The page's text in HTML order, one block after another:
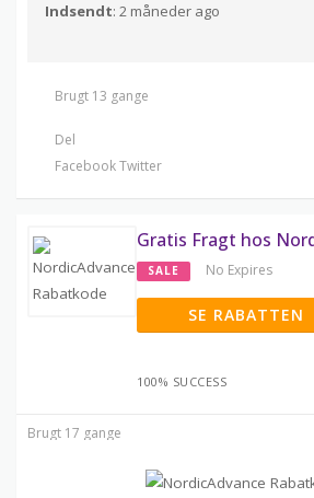
Indsendt: 2 måneder ago
Brugt 13 gange
Del
FacebookTwitter
Gratis Fragt hos
SALE No Expires
SE RABATTEN
100% SUCCESS
Brugt 17 gange